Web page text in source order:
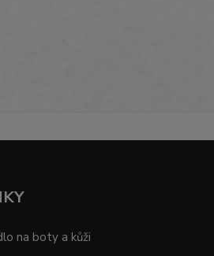
na boty a kůži